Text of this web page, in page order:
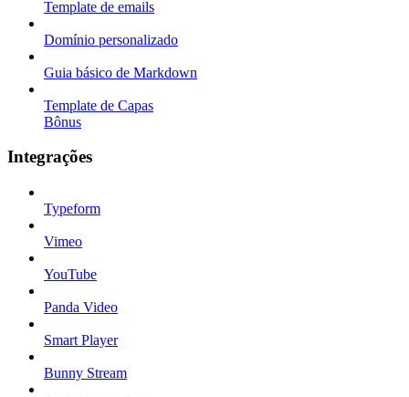
Template de emails
Domínio personalizado
Guia básico de Markdown
Template de Capas
Bônus
Integrações
Typeform
Vimeo
YouTube
Panda Video
Smart Player
Bunny Stream